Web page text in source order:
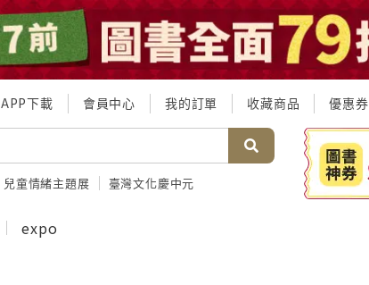
APP下載 會員中心 我的訂單 收藏商品 優惠券
兒童情緒主題展 臺灣文化慶中元
expo